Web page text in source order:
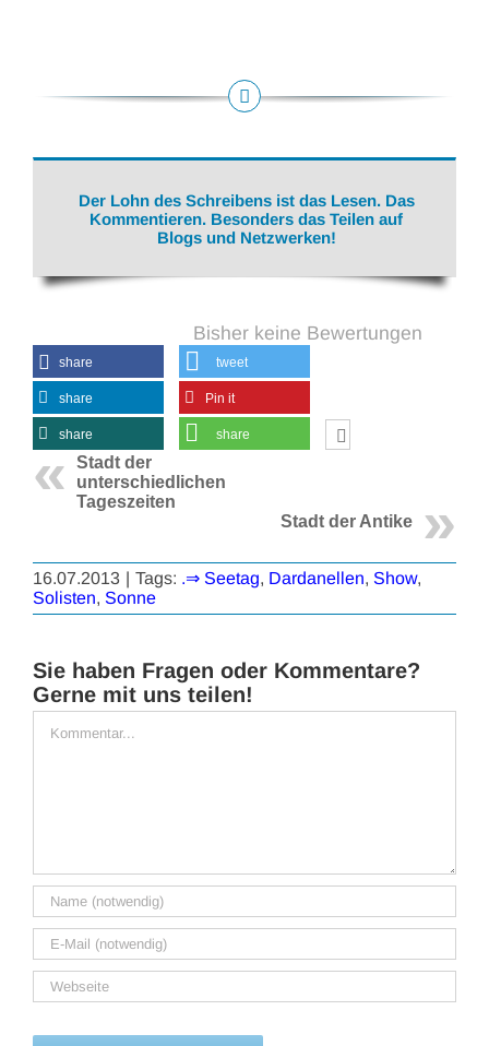
Der Lohn des Schreibens ist das Lesen. Das
Kommentieren. Besonders das Teilen auf
Blogs und Netzwerken!
Bisher keine Bewertungen
share tweet
share Pin it
share share
Stadt der
unterschiedlichen
Tageszeiten
Stadt der Antike
16.07.2013 | Tags: .⇒ Seetag, Dardanellen, Show,
Solisten, Sonne
Sie haben Fragen oder Kommentare?
Gerne mit uns teilen!